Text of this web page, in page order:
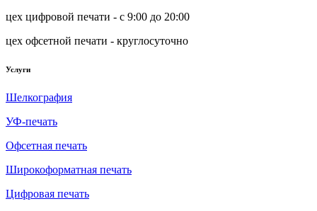
цех цифровой печати - с 9:00 до 20:00
цех офсетной печати - круглосуточно
Услуги
Шелкография
УФ-печать
Офсетная печать
Широкоформатная печать
Цифровая печать